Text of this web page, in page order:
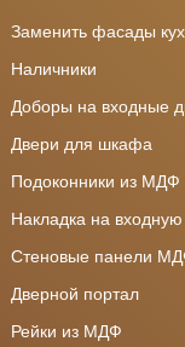
Заменить фасады
Наличники
Доборы на входные
Двери для шкафа
Подоконники из МДФ
Накладка на
Стеновые панели
Дверной портал
Рейки из МДФ